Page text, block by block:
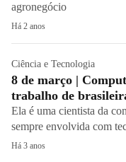
agronegócio
Há 2 anos
Ciência e Tecnologia
8 de março |
trabalho de
Ela é uma cientista da
sempre envolvida com
Há 3 anos